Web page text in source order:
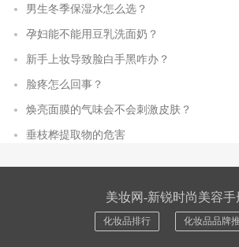
男生冬季保湿水怎么选？
孕妇能不能用豆乳洗面奶？
新手上妆导致脸白手黑咋办？
脸疼怎么回事？
焕亮面膜的气味会不会刺激皮肤？
垂枝桦提取物的危害
美妆网-新锐时尚美容手
化妆品排行 化妆品品牌